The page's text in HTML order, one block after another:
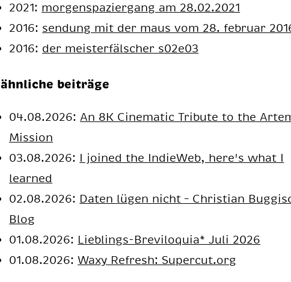
2021: morgenspaziergang am 28.02.2021
2016: sendung mit der maus vom 28. februar
2016: der meisterfälscher s02e03
ähnliche beiträge
04.08.2026: An 8K Cinematic Tribute to the
Mission
03.08.2026: I joined the IndieWeb, here's what I
learned
02.08.2026: Daten lügen nicht – Christian
Blog
01.08.2026: Lieblings-Breviloquia* Juli 2026
01.08.2026:Waxy Refresh: Supercut.org